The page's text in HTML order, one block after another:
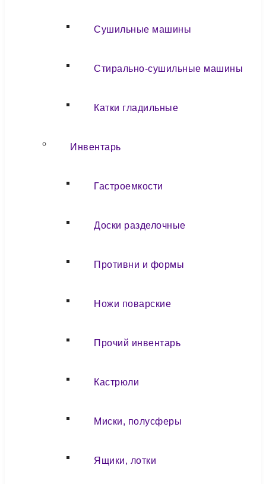
Сушильные машины
Стирально-сушильные машины
Катки гладильные
Инвентарь
Гастроемкости
Доски разделочные
Противни и формы
Ножи поварские
Прочий инвентарь
Кастрюли
Миски, полусферы
Ящики, лотки